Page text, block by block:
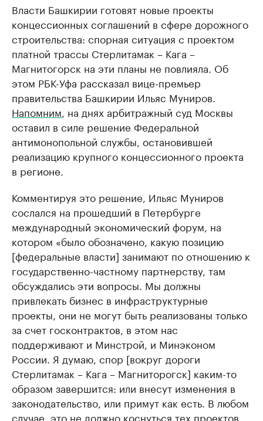
Власти Башкирии готовят новые проекты
концессионных соглашений в сфере дорожного
строительства: спорная ситуация с проектом
платной трассы Стерлитамак – Кага –
Магнитогорск на эти планы не повлияла. Об
этом РБК-Уфа рассказал вице-премьер
правительства Башкирии Ильяс Муниров.
Напомним , на днях арбитражный суд Москвы
оставил в силе решение Федеральной
антимонопольной службы, остановившей
реализацию крупного концессионного проекта
в регионе.
Комментируя это решение, Ильяс Муниров
сослался на прошедший в Петербурге
международный экономический форум, на
котором «было обозначено, какую позицию
[федеральные власти] занимают по отношению к
государственно-частному партнерству, там
обсуждались эти вопросы. Мы должны
привлекать бизнес в инфраструктурные
проекты, они не могут быть реализованы только
за счет госконтрактов, в этом нас
поддерживают и Минстрой, и Минэконом
России. Я думаю, спор [вокруг дороги
Стерлитамак – Кага – Магниторогск] каким-то
образом завершится: или внесут изменения в
законодательство, или примут как есть. В любом
случае, это не должно коснуться тех проектов,